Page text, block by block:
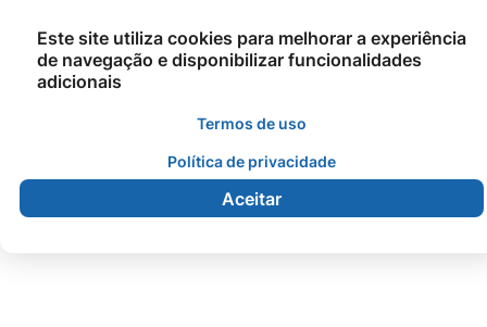
Este site utiliza cookies para melhorar a experiência
de navegação e disponibilizar funcionalidades
adicionais
Termos de uso
Política de privacidade
Aceitar